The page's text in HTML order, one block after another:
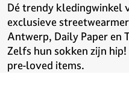
Dé trendy kledingwinkel
exclusieve
Antwerp, Daily Paper en
Zelfs hun sokken zijn
pre-loved items.